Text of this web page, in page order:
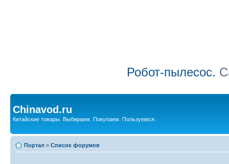
Робот-пылесос.
Chinavod.ru
Китайские товары. Выбираем. Покупаем. Пользуемся.
Портал » Список форумов